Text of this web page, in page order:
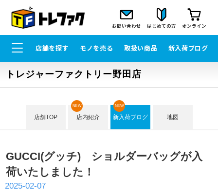
お問い合わせ はじめての方 オンライン
店舗を探す モノを売る 取扱い商品 新入荷ブログ
トレジャーファクトリー野田店
店舗TOP 店内紹介
NEW
新入荷ブログ
NEW
地図
GUCCI(グッチ) ショルダーバッグが入
荷いたしました！
2025-02-07